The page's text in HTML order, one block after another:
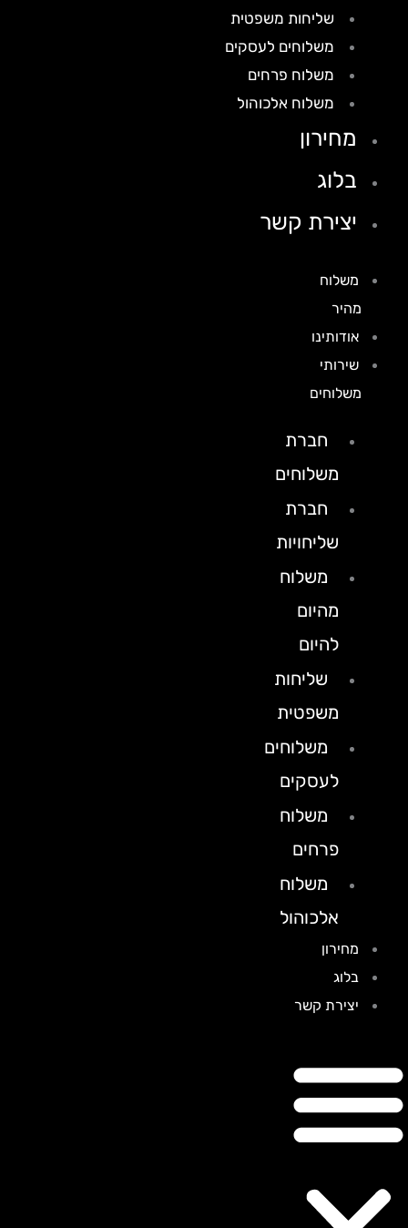
שליחות משפטית
משלוחים לעסקים
משלוח פרחים
משלוח אלכוהול
מחירון
בלוג
יצירת קשר
משלוח
אודותינו
שירותי
משלוחים
חברת
משלוחים
חברת
שליחויות
משלוח
מהיום
להיום
שליחות
משפטית
משלוחים
לעסקים
משלוח
פרחים
משלוח
אלכוהול
מחירון
בלוג
יצירת קשר